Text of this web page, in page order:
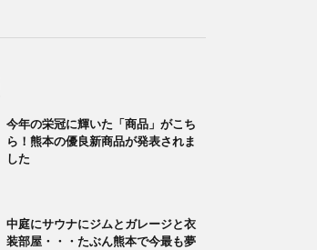
今年の栄冠に輝いた「商品」がこち
ら！熊本の優良新商品が発表されま
した
中庭にサウナにジムとガレージと衣
装部屋・・・たぶん熊本で今最も夢